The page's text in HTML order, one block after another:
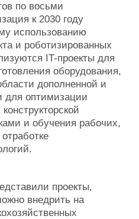
по восьми
к 2030 году
использованию
и роботизированных
IT-проекты для
оборудования,
дополненной и
для оптимизации
и обучения рабочих,
проекты,
внедрить на